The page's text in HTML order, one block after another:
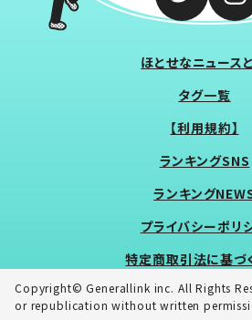
ほとせなニュース
タグ一覧
【利用規約】
ランキングSNS
ランキング
プライバシーポリ
特定商取引法に基づ
Copyright© Generallink inc. All Rights
or republication without written